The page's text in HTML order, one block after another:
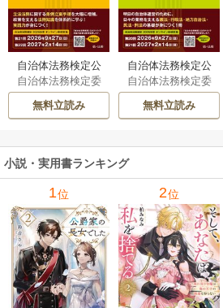
自治体法務検定公
式テキスト 政策
法務編 ２０２６
年度検定対応 1巻
自治体法務検定委
員会
無料立読み
自治体法務検定公
式テキスト 基本
法務編 ２０２６
年度検定対応 1巻
自治体法務検定委
員会
無料立読み
小説・実用書ランキング
1位 2位